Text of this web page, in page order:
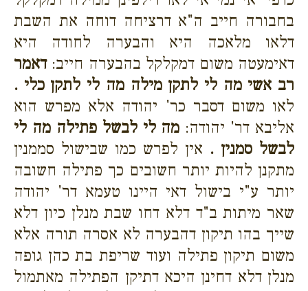
בחבורה חייב ה"א דרציחה דוחה את השבת
דלאו מלאכה היא והבערה לחודה היא
דאימעטה משום דמקלקל בהבערה חייב:דאמר
רב אשי מה לי לתקן מילה מה לי לתקן כלי .
לאו משום דסבר כר' יהודה אלא מפרש הוא
אליבא דר' יהודה: מה לי לבשל פתילה מה לי
לבשל סמנין . אין לפרש כמו שבישול סממנין
מתקנן להיות יותר חשובים כך פתילה חשובה
יותר ע"י בישול דאי היינו טעמא דר' יהודה
שאר מיתות ב"ד דלא דחו שבת מנלן כיון דלא
שייך בהו תיקון דהבערה לא אסרה תורה אלא
משום תיקון פתילה ועוד שריפת בת כהן גופה
מנלן דלא דחינן היכא דתיקן הפתילה מאתמול